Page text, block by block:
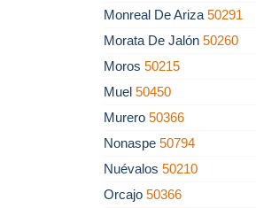
Monreal De Ariza 50291
Morata De Jalón 50260
Moros 50215
Muel 50450
Murero 50366
Nonaspe 50794
Nuévalos 50210
Orcajo 50366